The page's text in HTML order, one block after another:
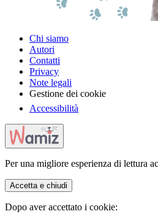
Chi siamo
Autori
Contatti
Privacy
Note legali
Gestione dei cookie
Accessibilità
Per una migliore esperienza di lettura
Accetta e chiudi
Dopo aver accettato i cookie: